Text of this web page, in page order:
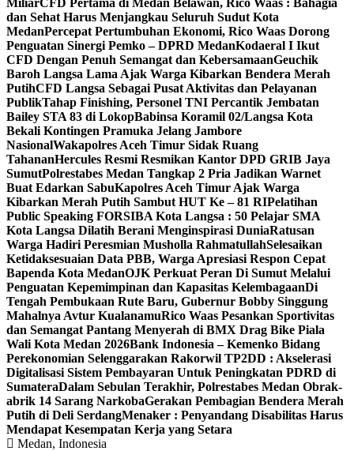
MiliarCFD Pertama di Medan Belawan, Rico Waas : Bahagia
dan Sehat Harus Menjangkau Seluruh Sudut Kota
MedanPercepat Pertumbuhan Ekonomi, Rico Waas Dorong
Penguatan Sinergi Pemko – DPRD MedanKodaeral I Ikut
CFD Dengan Penuh Semangat dan KebersamaanGeuchik
Baroh Langsa Lama Ajak Warga Kibarkan Bendera Merah
PutihCFD Langsa Sebagai Pusat Aktivitas dan Pelayanan
PublikTahap Finishing, Personel TNI Percantik Jembatan
Bailey STA 83 di LokopBabinsa Koramil 02/Langsa Kota
Bekali Kontingen Pramuka Jelang Jambore
NasionalWakapolres Aceh Timur Sidak Ruang
TahananHercules Resmi Resmikan Kantor DPD GRIB Jaya
SumutPolrestabes Medan Tangkap 2 Pria Jadikan Warnet
Buat Edarkan SabuKapolres Aceh Timur Ajak Warga
Kibarkan Merah Putih Sambut HUT Ke – 81 RIPelatihan
Public Speaking FORSIBA Kota Langsa : 50 Pelajar SMA
Kota Langsa Dilatih Berani Menginspirasi DuniaRatusan
Warga Hadiri Peresmian Musholla RahmatullahSelesaikan
Ketidaksesuaian Data PBB, Warga Apresiasi Respon Cepat
Bapenda Kota MedanOJK Perkuat Peran Di Sumut Melalui
Penguatan Kepemimpinan dan Kapasitas KelembagaanDi
Tengah Pembukaan Rute Baru, Gubernur Bobby Singgung
Mahalnya Avtur KualanamuRico Waas Pesankan Sportivitas
dan Semangat Pantang Menyerah di BMX Drag Bike Piala
Wali Kota Medan 2026Bank Indonesia – Kemenko Bidang
Perekonomian Selenggarakan Rakorwil TP2DD : Akselerasi
Digitalisasi Sistem Pembayaran Untuk Peningkatan PDRD di
SumateraDalam Sebulan Terakhir, Polrestabes Medan Obrak-
abrik 14 Sarang NarkobaGerakan Pembagian Bendera Merah
Putih di Deli SerdangMenaker : Penyandang Disabilitas Harus
Mendapat Kesempatan Kerja yang Setara
Medan, Indonesia